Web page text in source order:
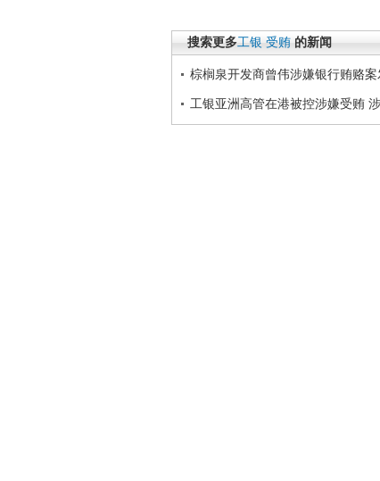
搜索更多工银 受贿 的新闻
棕榈泉开发商曾伟涉嫌银行贿赂
工银亚洲高管在港被控涉嫌受贿